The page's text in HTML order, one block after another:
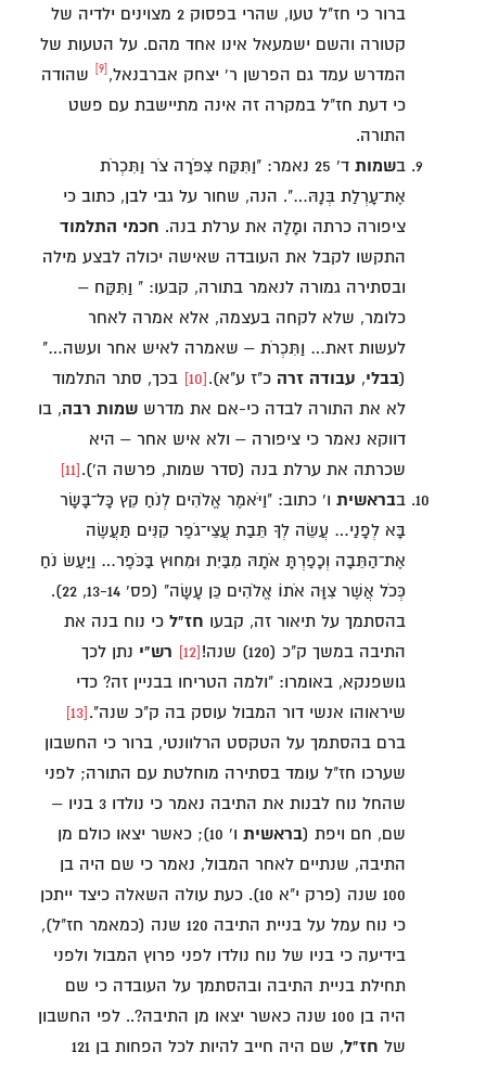
ברור כי חז"ל טעו, שהרי בפסוק 2 מצוינים ילדיה של
קטורה והשם ישמעאל אינו אחד מהם. על הטעות של
המדרש עמד גם הפרשן ר' יצחק אברבנאל, [9]
שהודה
כי דעת חז"ל במקרה זה אינה מתיישבת עם פשט
התורה.
בשמות
ד' 25 נאמר: "וַתִּקַּח צִפֹּרָה צֹר וַתִּכְרֹת
אֶת־עָרְלַת בְּנָהּ…". הנה, שחור על גבי לבן, כתוב כי
ציפורה כרתה ומָלָה את ערלת בנה. חכמי התלמוד
התקשו לקבל את העובדה שאישה יכולה לבצע מילה
ובסתירה גמורה לנאמר בתורה, קבעו: " וַתִּקַּח –
כלומר, שלא לקחה בעצמה, אלא אמרה לאחר
לעשות זאת… וַתִּכְרֹת – שאמרה לאיש אחר ועשה…"
(בבלי, עבודה זרה כ"ז ע"א).[10]
בכך, סתר התלמוד
לא את התורה לבדה כי-אם את מדרש שמות רבה, בו
דווקא נאמר כי ציפורה – ולא איש אחר – היא
שכרתה את ערלת בנה (סדר שמות, פרשה ה').[11]
בבראשית ו' כתוב: "וַיֹּאמֶר אֱלֹהִים לְנֹחַ קֵץ כָּל־בָּשָׂר
בָּא לְפָנַי… עֲשֵׂה לְךָ תֵּבַת עֲצֵי־גֹפֶר קִנִּים תַּעֲשֶׂה
אֶת־הַתֵּבָה וְכָפַרְתָּ אֹתָהּ מִבַּיִת וּמִחוּץ בַּכֹּפֶר… וַיַּעַשׂ נֹחַ
כְּכֹל אֲשֶׁר צִוָּה אֹתוֹ אֱלֹהִים כֵּן עָשָׂה" (פס' 13-14, 22).
בהסתמך על תיאור זה, קבעו חז"ל כי נוח בנה את
התיבה במשך ק"כ (120) שנה!
[12] רש"י נתן לכך
גושפנקא, באומרו: "ולמה הטריחו בבניין זה? כדי
שיראוהו אנשי דור המבול עוסק בה ק"כ שנה".[13]
ברם בהסתמך על הטקסט הרלוונטי, ברור כי החשבון
שערכו חז"ל עומד בסתירה מוחלטת עם התורה; לפני
שהחל נוח לבנות את התיבה נאמר כי נולדו 3 בניו –
שם, חם ויפת (בראשית
ו' 10); כאשר יצאו כולם מן
התיבה, שנתיים לאחר המבול, נאמר כי שם היה בן
100 שנה (פרק י"א 10). כעת עולה השאלה כיצד ייתכן
כי נוח עמל על בניית התיבה 120 שנה (כמאמר חז"ל),
בידיעה כי בניו של נוח נולדו לפני פרוץ המבול ולפני
תחילת בניית התיבה ובהסתמך על העובדה כי שם
היה בן 100 שנה כאשר יצאו מן התיבה?.. לפי החשבון
של חז"ל
, שם היה חייב להיות לכל הפחות בן 121